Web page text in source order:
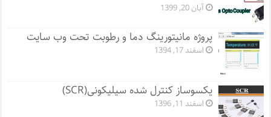
آبان 20, 1399
پروژه مانيتورينگ دما و رطوبت تحت وب سایت
اسفند 17, 1394
یکسوساز کنترل شده سیلیکونی(SCR)
اسفند 11, 1396